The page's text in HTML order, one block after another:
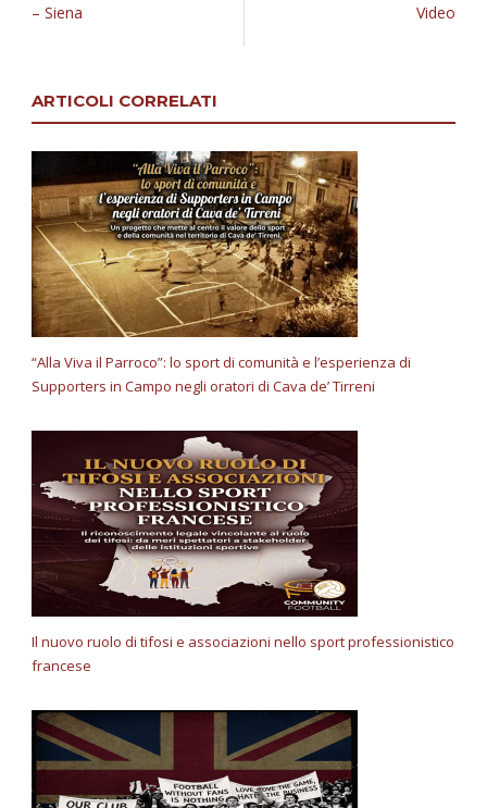
– Siena
Video
ARTICOLI CORRELATI
“Alla Viva il Parroco”: lo sport di comunità e l’esperienza di
Supporters in Campo negli oratori di Cava de’ Tirreni
Il nuovo ruolo di tifosi e associazioni nello sport professionistico
francese